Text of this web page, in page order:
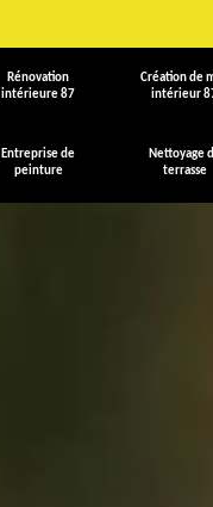
Rénovation
intérieure 87
Création de
intérieur
Entreprise de
peinture
Nettoyage
terrasse